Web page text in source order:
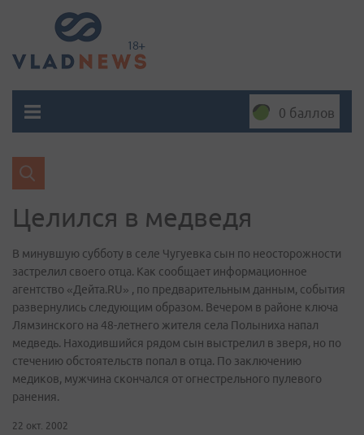
0 баллов
Целился в медведя
В минувшую субботу в селе Чугуевка сын по неосторожности
застрелил своего отца. Как сообщает информационное
агентство «Дейта.RU» , по предварительным данным, события
развернулись следующим образом. Вечером в районе ключа
Лямзинского на 48-летнего жителя села Полыниха напал
медведь. Находившийся рядом сын выстрелил в зверя, но по
стечению обстоятельств попал в отца. По заключению
медиков, мужчина скончался от огнестрельного пулевого
ранения.
22 окт. 2002